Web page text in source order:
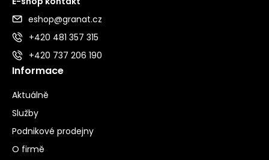
eshop@granat.cz
+420 481 357 315
+420 737 206 190
Informace
Aktuálně
Služby
Podnikové prodejny
O firmě